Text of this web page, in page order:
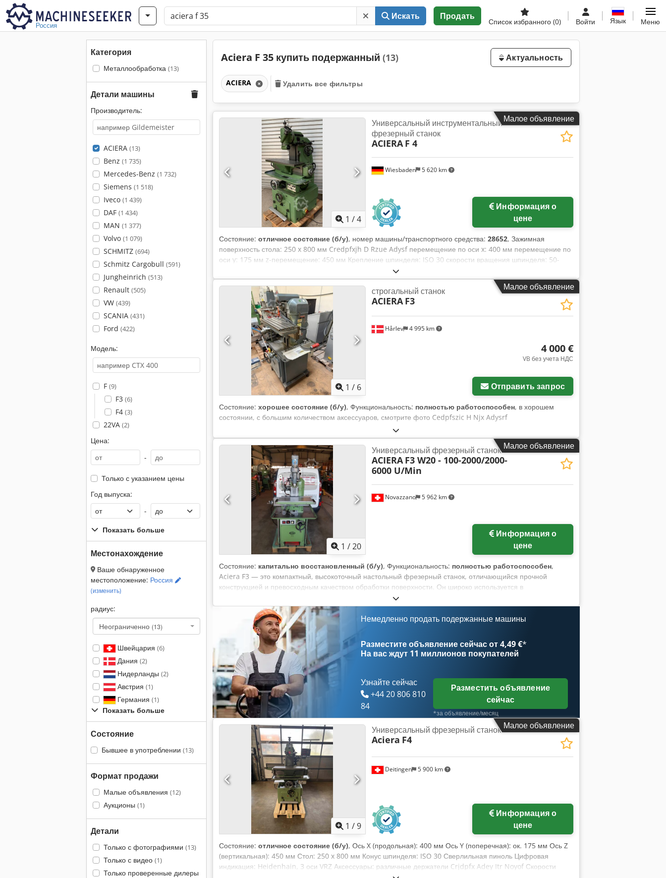
Россия
Искать Продать
Список избранного (0) Войти Язык Меню
Категория
Металлообработка (13)
Детали машины
Производитель:
ACIERA (13)
Benz (1 735)
Mercedes-Benz (1 732)
Siemens (1 518)
Iveco (1 439)
DAF (1 434)
MAN (1 377)
Volvo (1 079)
SCHMITZ (694)
Schmitz Cargobull (591)
Jungheinrich (513)
Renault (505)
VW (439)
SCANIA (431)
Ford (422)
Модель:
F (9)
F3 (6)
F4 (3)
22VA (2)
Цена:
-
Только с указанием цены
Год выпуска:
-
Показать больше
Местонахождение
Ваше обнаруженное
местоположение: Россия
(изменить)
радиус:
Неограниченно (13)
Швейцария (6)
Дания (2)
Нидерланды (2)
Австрия (1)
Германия (1)
Показать больше
Состояние
Бывшее в употреблении (13)
Формат продажи
Малые объявления (12)
Аукционы (1)
Детали
Только с фотографиями (13)
Только с видео (1)
Только проверенные дилеры
Aciera F 35 купить подержанный (13) Актуальность
ACIERA Удалить все фильтры
Малое объявление
1 /4
Wiesbaden 5 620 km
Универсальный инструментальный
фрезерный станок
ACIERA F 4
цене
Состояние: отличное состояние (б/у), номер машины/транспортного средства: 28652, Зажимная
поверхность стола: 250 x 800 мм Credpfxjh D Rzue Adysf перемещение по оси x: 400 мм перемещение по
оси y: 175 мм z-перемещение: 450 мм Крепление шпинделя: ISO 30 скорости вращения шпинделя: 50-
2000/50-3400 об/мин Рабочее напряжение: 380 В Общая потребляемая мощность: прибл. 2,5 кВА кВт
Занимаемая площадь: 1200 x 1000 x 1600 мм Вес: прибл. 1100 кг
Малое объявление
1 / 6
Hårlev 4 995 km
строгальный станок
ACIERA F3
4 000 €
VB без учета НДС
Отправить запрос
Состояние: хорошее состояние (б/у), Функциональность: полностью работоспособен, в хорошем
состоянии, с большим количеством аксессуаров, смотрите фото Cedpfszic H Njx Adysrf
Малое объявление
1 /20
Novazzano 5 962 km
Универсальный фрезерный станок
ACIERA F3 W20 - 100-2000/2000-
6000 U/Min
цене
Состояние: капитально восстановленный (б/у), Функциональность: полностью работоспособен,
Aciera F3 — это компактный, высокоточный настольный фрезерный станок, отличающийся прочной
конструкцией и превосходным качеством обработки поверхности. Он широко используется в
инструментальных цехах и мастерских, занимающихся изготовлением опытных образцов, и обеспечивает
точное управление при обработке деталей малого и среднего размера. Credpfsznh Ehox Adyef
Немедленно продать подержанные машины
Разместите объявление сейчас от 4,49 €*
На вас ждут 11 миллионов покупателей
Узнайте сейчас
+44 20 806 810
84
Разместить объявление
сейчас
*за объявление/месяц
Малое объявление
1 /9
Deitingen 5 900 km
Универсальный фрезерный станок
Aciera F4
цене
Состояние: отличное состояние (б/у), Ось X (продольная): 400 мм Ось Y (поперечная): ок. 175 мм Ось Z
(вертикальная): 450 мм Стол: 250 x 800 мм Конус шпинделя: ISO 30 Сверлильная пиноль Цифровая
индикация: Heidenhain, 3 оси VRZ Аксессуары: различные держатели Crjdpfx Adey Itr Noyof Скорости